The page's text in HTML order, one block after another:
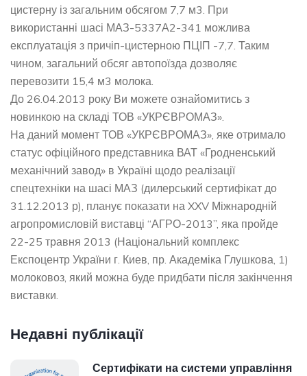
цистерну із загальним обсягом 7,7 м3. При
використанні шасі МАЗ-5337А2-341 можлива
експлуатація з причіп-цистерною ПЦІП -7,7. Таким
чином, загальний обсяг автопоїзда дозволяє
перевозити 15,4 м3 молока.
До 26.04.2013 року Ви можете ознайомитись з
новинкою на складі ТОВ «УКРЄВРОМАЗ».
На даний момент ТОВ «УКРЄВРОМАЗ», яке отримало
статус офіційного представника ВАТ «Гродненський
механічний завод» в Україні щодо реалізації
спецтехніки на шасі МАЗ (дилерський сертифікат до
31.12.2013 р), планує показати на XXV Міжнародній
агропромисловій виставці “АГРО-2013”, яка пройде
22-25 травня 2013 (Національний комплекс
Експоцентр України г. Киев, пр. Академіка Глушкова, 1)
молоковоз, який можна буде придбати після закінчення
виставки.
Недавні публікації
Сертифікати на системи управління